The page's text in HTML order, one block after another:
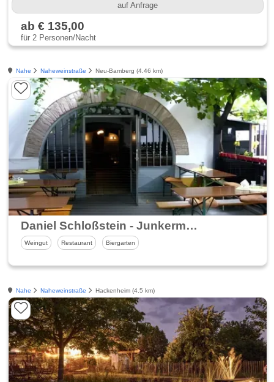
auf Anfrage
ab € 135,00
für 2 Personen/Nacht
Nahe Naheweinstraße Neu-Bamberg (4.46 km)
Daniel Schloßstein - Junkermühle
Weingut Restaurant Biergarten
Nahe Naheweinstraße Hackenheim (4.5 km)